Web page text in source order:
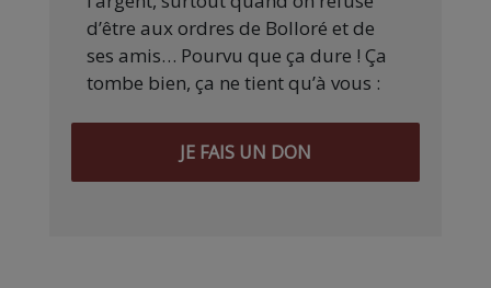
d’être aux ordres de Bolloré et de
ses amis… Pourvu que ça dure ! Ça
tombe bien, ça ne tient qu’à vous :
JE FAIS UN DON